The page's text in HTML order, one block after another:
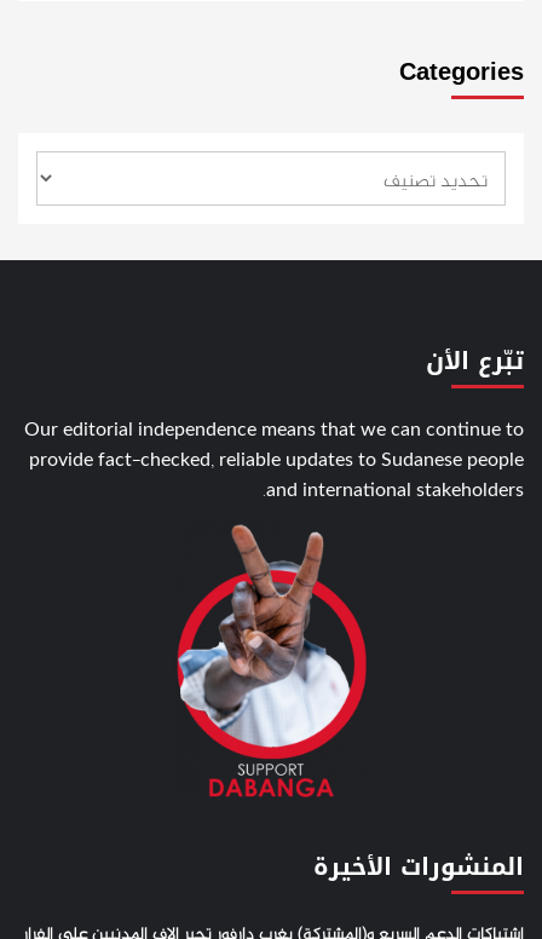
Categories
تبّرع الأن
Our editorial independence means that we can continue to
provide fact-checked, reliable updates to Sudanese people
and international stakeholders.
المنشورات الأخيرة